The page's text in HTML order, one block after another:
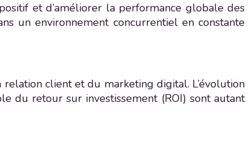
et d’améliorer la performance globale des
un environnement concurrentiel en constante
client et du marketing digital. L’évolution
du retour sur investissement (ROI) sont autant